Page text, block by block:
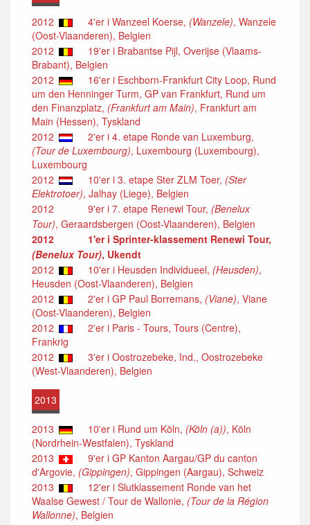
2012 4'er i Wanzeel Koerse, (Wanzele), Wanzele
(Oost-Vlaanderen), Belgien
2012
19'er i Brabantse Pijl, Overijse (Vlaams-
Brabant), Belgien
2012
16'er i Eschborn-Frankfurt City Loop, Rund
um den Henninger Turm, GP van Frankfurt, Rund um
den Finanzplatz, (Frankfurt am Main), Frankfurt am
Main (Hessen), Tyskland
2012
2'er i 4. etape Ronde van Luxemburg,
(Tour de Luxembourg), Luxembourg (Luxembourg),
Luxembourg
2012
10'er i 3. etape Ster ZLM Toer, (Ster
Elektrotoer), Jalhay (Liege), Belgien
2012
9'er i 7. etape Renewi Tour, (Benelux
Tour), Geraardsbergen (Oost-Vlaanderen), Belgien
2012
1'er i Sprinter-klassement Renewi Tour,
(Benelux Tour), Ukendt
2012
10'er i Heusden Individueel, (Heusden),
Heusden (Oost-Vlaanderen), Belgien
2012
2'er i GP Paul Borremans, (Viane), Viane
(Oost-Vlaanderen), Belgien
2012
2'er i Paris - Tours, Tours (Centre),
Frankrig
2012
3'er i Oostrozebeke, Ind., Oostrozebeke
(West-Vlaanderen), Belgien
2013
2013 10'er i Rund um Köln, (Köln (a)), Köln
(Nordrhein-Westfalen), Tyskland
2013
9'er i GP Kanton Aargau/GP du canton
d'Argovie, (Gippingen), Gippingen (Aargau), Schweiz
2013
12'er i Slutklassement Ronde van het
Waalse Gewest / Tour de Wallonie, (Tour de la Région
Wallonne), Belgien